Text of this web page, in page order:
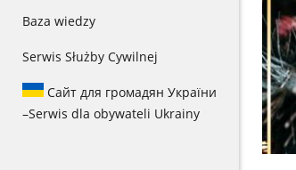
Baza wiedzy
Serwis Służby Cywilnej
Сайт для громадян України
–Serwis dla obywateli Ukrainy